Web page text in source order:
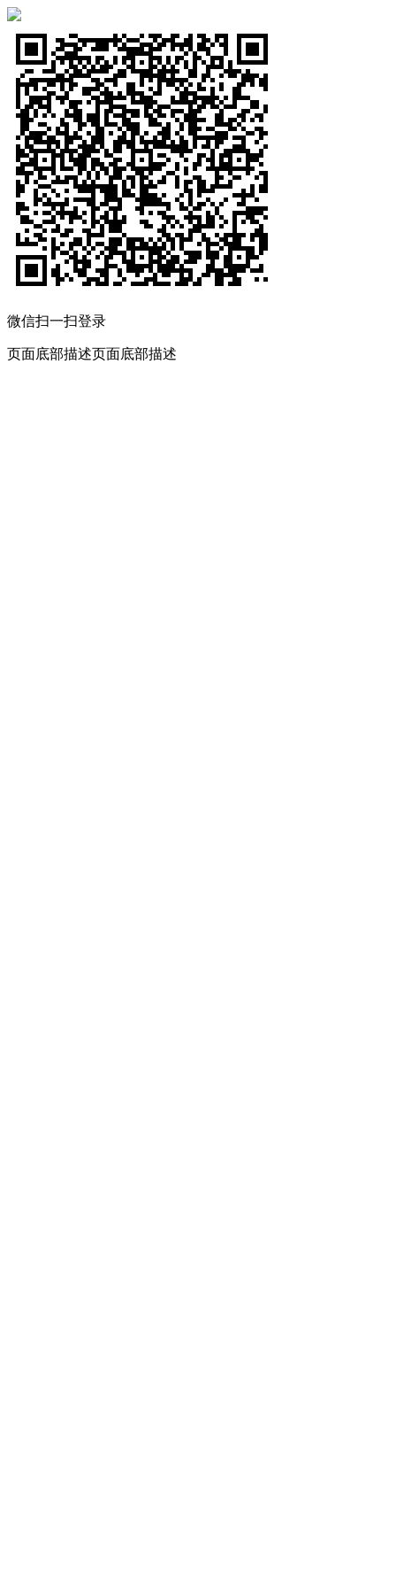
微信扫一扫登录
页面底部描述页面底部描述